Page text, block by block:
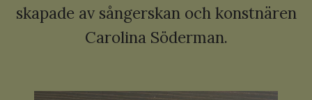
skapade av sångerskan och konstnären
Carolina Söderman.